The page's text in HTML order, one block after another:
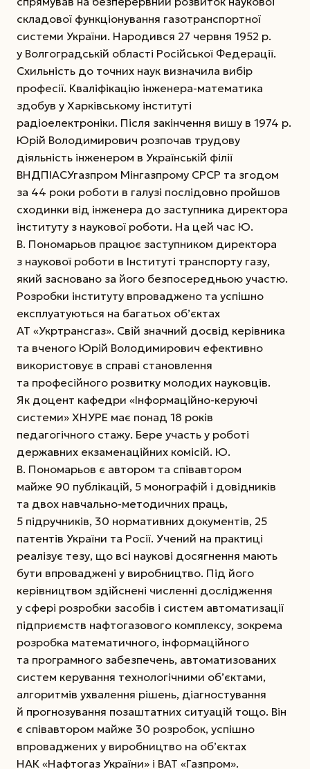
складової функціонування газотранспортної
системи України. Народився 27 червня 1952 р.
у Волгоградській області Російської Федерації.
Схильність до точних наук визначила вибір
професії. Кваліфікацію інженера-математика
здобув у Харківському інституті
радіоелектроніки. Після закінчення вишу в 1974 р.
Юрій Володимирович розпочав трудову
діяльність інженером в Українській філії
ВНДПІАСУгазпром Мінгазпрому СРСР та згодом
за 44 роки роботи в галузі послідовно пройшов
сходинки від інженера до заступника директора
інституту з наукової роботи. На цей час Ю.
В. Пономарьов працює заступником директора
з наукової роботи в Інституті транспорту газу,
який засновано за його безпосередньою участю.
Розробки інституту впроваджено та успішно
експлуатуються на багатьох об’єктах
АТ «Укртрансгаз». Свій значний досвід керівника
та вченого Юрій Володимирович ефективно
використовує в справі становлення
та професійного розвитку молодих науковців.
Як доцент кафедри «Інформаційно-керуючі
системи» ХНУРЕ має понад 18 років
педагогічного стажу. Бере участь у роботі
державних екзаменаційних комісій. Ю.
В. Пономарьов є автором та співавтором
майже 90 публікацій, 5 монографій і довідників
та двох навчально-методичних праць,
5 підручників, 30 нормативних документів, 25
патентів України та Росії. Учений на практиці
реалізує тезу, що всі наукові досягнення мають
бути впроваджені у виробництво. Під його
керівництвом здійснені численні дослідження
у сфері розробки засобів і систем автоматизації
підприємств нафтогазового комплексу, зокрема
розробка математичного, інформаційного
та програмного забезпечень, автоматизованих
систем керування технологічними об’єктами,
алгоритмів ухвалення рішень, діагностування
й прогнозування позаштатних ситуацій тощо. Він
є співавтором майже 30 розробок, успішно
впроваджених у виробництво на об’єктах
НАК «Нафтогаз України» і ВАТ «Газпром».